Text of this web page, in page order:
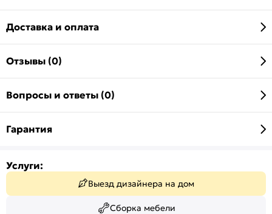
Доставка и оплата
Отзывы (0)
Вопросы и ответы (0)
Гарантия
Услуги:
Выезд дизайнера на дом
Сборка мебели